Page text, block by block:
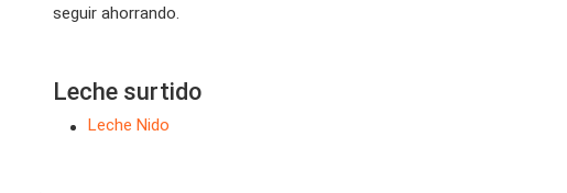
seguir ahorrando.
Leche surtido
Leche Nido